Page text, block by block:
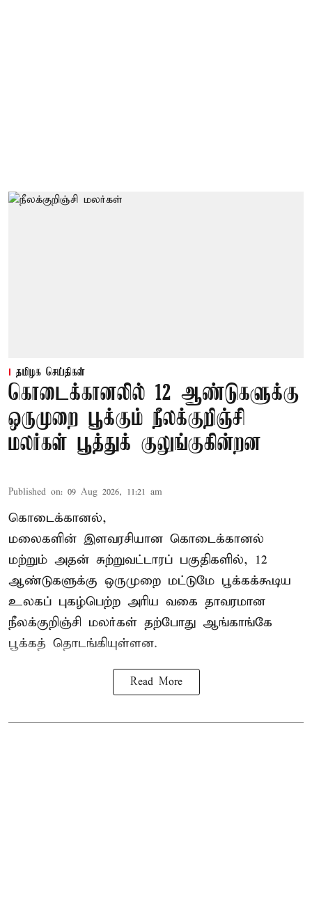
தமிழக செய்திகள்
கொடைக்கானலில் 12 ஆண்டுகளுக்கு
ஒருமுறை பூக்கும் நீலக்குறிஞ்சி
மலர்கள் பூத்துக் குலுங்குகின்றன
Published on: 09 Aug 2026, 11:21 am
கொடைக்கானல்,
மலைகளின் இளவரசியான கொடைக்கானல்
மற்றும் அதன் சுற்றுவட்டாரப் பகுதிகளில், 12
ஆண்டுகளுக்கு ஒருமுறை மட்டுமே பூக்கக்கூடிய
உலகப் புகழ்பெற்ற அரிய வகை தாவரமான
நீலக்குறிஞ்சி மலர்கள் தற்போது ஆங்காங்கே
பூக்கத் தொடங்கியுள்ளன.
Read More